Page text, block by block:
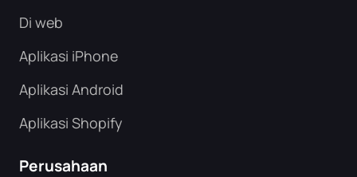
Di web
Aplikasi iPhone
Aplikasi Android
Aplikasi Shopify
Perusahaan